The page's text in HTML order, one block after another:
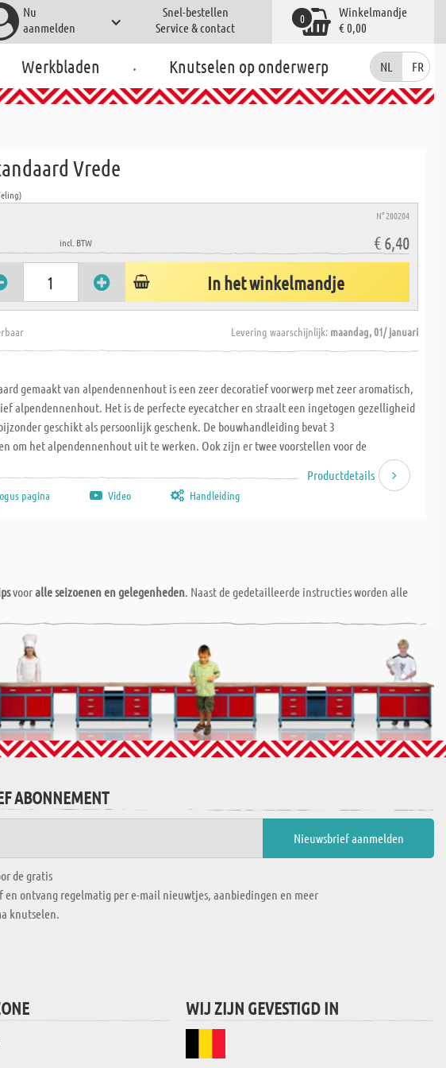
Nu
aanmelden
Snel-bestellen
Service & contact
Winkelmandje
€ 0,00
0
Werkbladen . Knutselen op onderwerp NL FR
Vrede
N° 200204
incl. BTW € 6,40
In het winkelmandje
Levering waarschijnlijk: maandag, 01/ januari
gemaakt van alpendennenhout is een zeer decoratief voorwerp met zeer aromatisch,
alpendennenhout. Het is de perfecte eyecatcher en straalt een ingetogen gezelligheid
geschikt als persoonlijk geschenk. De bouwhandleiding bevat 3
om het alpendennenhout uit te werken. Ook zijn er twee voorstellen voor de
kaarsenhouder bijgesloten. Een mooi werkstukje om de basis van houtbewerking te
te stimuleren. Bouwpakket inclusief bouwhandleiding en 2 theelichtjes.
x H: 130 x 90 x 160 mm. Vanaf 10 jaar, 6 - 9 uur.
Productdetails
pagina Video Handleiding
vooralle seizoenen en gelegenheden. Naast de gedetailleerde instructies worden alle
ABONNEMENT
de gratis
en ontvang regelmatig per e-mail nieuwtjes, aanbiedingen en meer
knutselen.
WIJ ZIJN GEVESTIGD IN